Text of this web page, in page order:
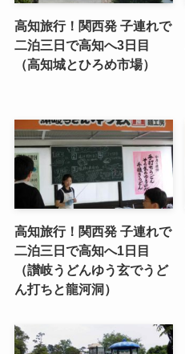
高知旅行！関西発 子連れで
二泊三日で高知へ3日目
（高知城とひろめ市場）
高知旅行！関西発 子連れで
二泊三日で高知へ1日目
（讃岐うどんゆう玄でうど
ん打ちと龍河洞）